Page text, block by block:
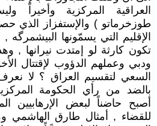
العراقية المركزية
طوزخرماتو ) والإستفزاز الذي
الإقليم التي يسمّونها
تكون كارثة لو إمتدت نيرانها ,
ودبي وعملهم الدؤوب لإقتتال
السعي لتقسيم العراق ؟ لا
بالضد من رأي الحكومة
أصبح حاضناً لبعض الإرهابيين
للقضاء , أمثال طارق الهاشمي